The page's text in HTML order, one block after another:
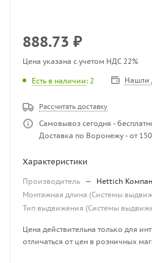
888.73 ₽
Цена указана с учетом НДС 22%
Есть в наличии: 2 Нашли
Рассчитать доставку
Самовывоз сегодня -
Доставка по Воронежу - от
Характеристики
Производитель —
Hettich
Монтажная длина (Системы
Тип выдвижения (Системы
Цена действительна только для
отличаться от цен в розничных